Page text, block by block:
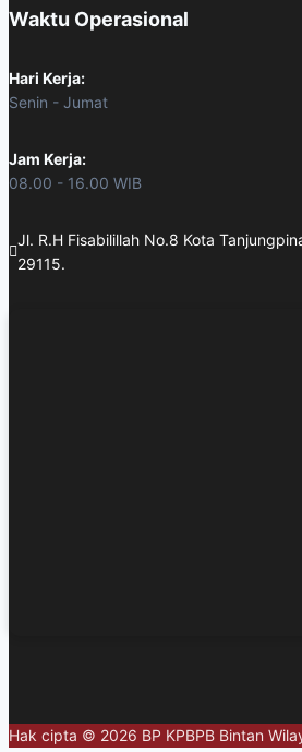
Waktu Operasional
Hari Kerja:
Senin - Jumat
Jam Kerja:
08.00 - 16.00 WIB
Jl. R.H Fisabilillah No.8 Kota
29115.
Hak cipta © 2026 BP KPBPB Bintan